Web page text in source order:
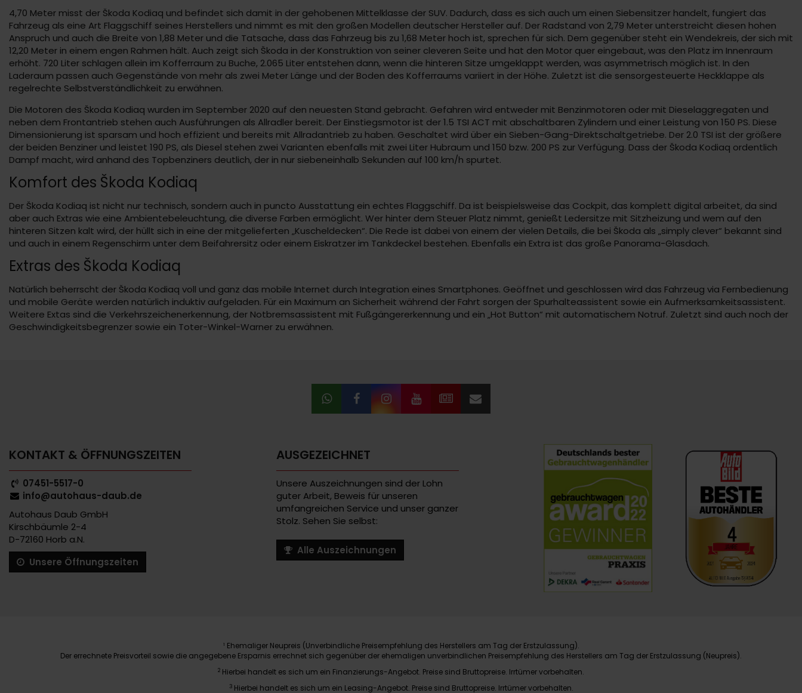
4,70 Meter misst der Škoda Kodiaq und befindet sich damit in der gehobenen Mittelklasse der SUV. Dadurch, dass es sich auch um einen Siebensitzer handelt, fungiert das
Fahrzeug als eine Art Flaggschiff seines Herstellers und nimmt es mit den großen Modellen deutscher Hersteller auf. Der Radstand von 2,79 Meter unterstreicht diesen hohen
Anspruch und auch die Breite von 1,88 Meter und die Tatsache, dass das Fahrzeug bis zu 1,68 Meter hoch ist, sprechen für sich. Dem gegenüber steht ein Wendekreis, der sich mit
12,20 Meter in einem engen Rahmen hält. Auch zeigt sich Škoda in der Konstruktion von seiner cleveren Seite und hat den Motor quer eingebaut, was den Platz im Innenraum
erhöht. 720 Liter schlagen allein im Kofferraum zu Buche, 2.065 Liter entstehen dann, wenn die hinteren Sitze umgeklappt werden, was asymmetrisch möglich ist. In den
Laderaum passen auch Gegenstände von mehr als zwei Meter Länge und der Boden des Kofferraums variiert in der Höhe. Zuletzt ist die sensorgesteuerte Heckklappe als
regelrechte Selbstverständlichkeit zu erwähnen.
Die Motoren des Škoda Kodiaq wurden im September 2020 auf den neuesten Stand gebracht. Gefahren wird entweder mit Benzinmotoren oder mit Dieselaggregaten und
neben dem Frontantrieb stehen auch Ausführungen als Allradler bereit. Der Einstiegsmotor ist der 1.5 TSI ACT mit abschaltbaren Zylindern und einer Leistung von 150 PS. Diese
Dimensionierung ist sparsam und hoch effizient und bereits mit Allradantrieb zu haben. Geschaltet wird über ein Sieben-Gang-Direktschaltgetriebe. Der 2.0 TSI ist der größere
der beiden Benziner und leistet 190 PS, als Diesel stehen zwei Varianten ebenfalls mit zwei Liter Hubraum und 150 bzw. 200 PS zur Verfügung. Dass der Škoda Kodiaq ordentlich
Dampf macht, wird anhand des Topbenziners deutlich, der in nur siebeneinhalb Sekunden auf 100 km/h spurtet.
Komfort des Škoda Kodiaq
Der Škoda Kodiaq ist nicht nur technisch, sondern auch in puncto Ausstattung ein echtes Flaggschiff. Da ist beispielsweise das Cockpit, das komplett digital arbeitet, da sind
aber auch Extras wie eine Ambientebeleuchtung, die diverse Farben ermöglicht. Wer hinter dem Steuer Platz nimmt, genießt Ledersitze mit Sitzheizung und wem auf den
hinteren Sitzen kalt wird, der hüllt sich in eine der mitgelieferten „Kuscheldecken“. Die Rede ist dabei von einem der vielen Details, die bei Škoda als „simply clever“ bekannt sind
und auch in einem Regenschirm unter dem Beifahrersitz oder einem Eiskratzer im Tankdeckel bestehen. Ebenfalls ein Extra ist das große Panorama-Glasdach.
Extras des Škoda Kodiaq
Natürlich beherrscht der Škoda Kodiaq voll und ganz das mobile Internet durch Integration eines Smartphones. Geöffnet und geschlossen wird das Fahrzeug via Fernbedienung
und mobile Geräte werden natürlich induktiv aufgeladen. Für ein Maximum an Sicherheit während der Fahrt sorgen der Spurhalteassistent sowie ein Aufmerksamkeitsassistent.
Weitere Extas sind die Verkehrszeichenerkennung, der Notbremsassistent mit Fußgängererkennung und ein „Hot Button“ mit automatischem Notruf. Zuletzt sind auch noch der
Geschwindigkeitsbegrenzer sowie ein Toter-Winkel-Warner zu erwähnen.
KONTAKT & ÖFFNUNGSZEITEN
07451-5517-0
info@autohaus-daub.de
Autohaus Daub GmbH
Kirschbäumle 2-4
D-72160 Horb a.N.
Unsere Öffnungszeiten
AUSGEZEICHNET
Unsere Auszeichnungen sind der Lohn
guter Arbeit, Beweis für unseren
umfangreichen Service und unser ganzer
Stolz. Sehen Sie selbst:
Alle Auszeichnungen
1 Ehemaliger Neupreis (Unverbindliche Preisempfehlung des Herstellers am Tag der Erstzulassung).
Der errechnete Preisvorteil sowie die angegebene Ersparnis errechnet sich gegenüber der ehemaligen unverbindlichen Preisempfehlung des Herstellers am Tag der Erstzulassung (Neupreis).
2 Hierbei handelt es sich um ein Finanzierungs-Angebot. Preise sind Bruttopreise. Irrtümer vorbehalten.
3 Hierbei handelt es sich um ein Leasing-Angebot. Preise sind Bruttopreise. Irrtümer vorbehalten.